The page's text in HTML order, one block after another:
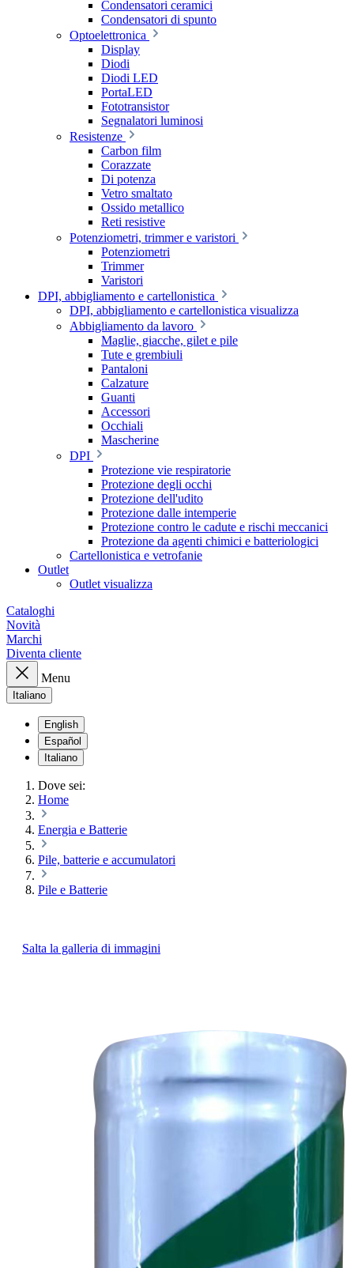
Condensatori ceramici
Condensatori di spunto
Optoelettronica
Display
Diodi
Diodi LED
PortaLED
Fototransistor
Segnalatori luminosi
Resistenze
Carbon film
Corazzate
Di potenza
Vetro smaltato
Ossido metallico
Reti resistive
Potenziometri, trimmer e varistori
Potenziometri
Trimmer
Varistori
DPI, abbigliamento e cartellonistica
DPI, abbigliamento e cartellonistica visualizza
Abbigliamento da lavoro
Maglie, giacche, gilet e pile
Tute e grembiuli
Pantaloni
Calzature
Guanti
Accessori
Occhiali
Mascherine
DPI
Protezione vie respiratorie
Protezione degli occhi
Protezione dell'udito
Protezione dalle intemperie
Protezione contro le cadute e rischi meccanici
Protezione da agenti chimici e batteriologici
Cartellonistica e vetrofanie
Outlet
Outlet visualizza
Cataloghi
Novità
Marchi
Diventa cliente
Menu
Italiano
English
Español
Italiano
Dove sei:
Home
Energia e Batterie
Pile, batterie e accumulatori
Pile e Batterie
Salta la galleria di immagini